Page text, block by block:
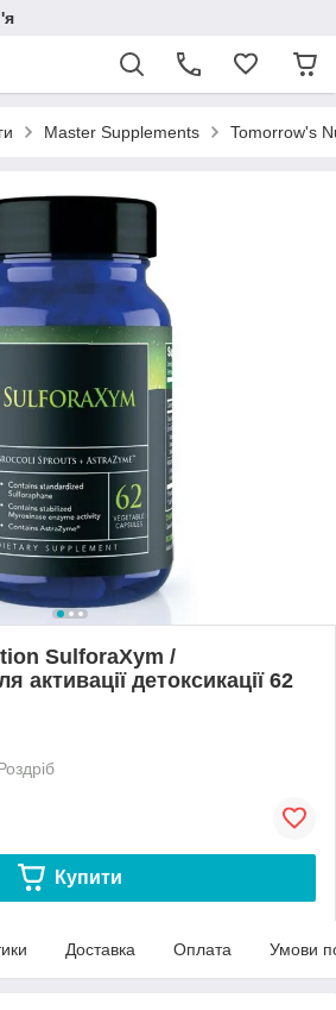
Master Supplements Tomorrow's
SulforaXym /
детоксикації 62
Купити
Доставка Оплата Умови